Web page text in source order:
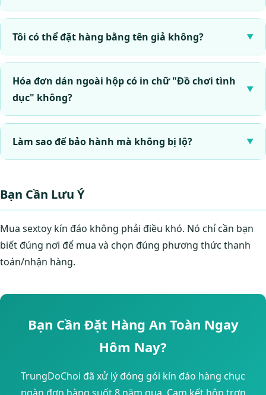
Tôi có thể đặt hàng bằng tên giả không?
Hóa đơn dán ngoài hộp có in chữ "Đồ chơi tình
dục" không?
Làm sao để bảo hành mà không bị lộ?
Bạn Cần Lưu Ý
Mua sextoy kín đáo không phải điều khó. Nó chỉ cần bạn
biết đúng nơi để mua và chọn đúng phương thức thanh
toán/nhận hàng.
Bạn Cần Đặt Hàng An Toàn Ngay
Hôm Nay?
TrungDoChoi đã xử lý đóng gói kín đáo hàng chục
ngàn đơn hàng suốt 8 năm qua. Cam kết hộp trơn